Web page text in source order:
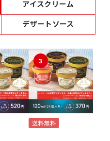
アイスクリーム
デザートソース
3
送料無料